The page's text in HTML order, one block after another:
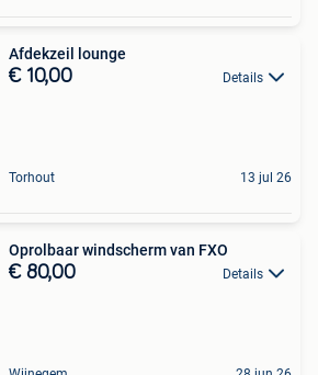
Afdekzeil lounge
€ 10,00 Details
Torhout 13 jul 26
Oprolbaar windscherm van FXO
€ 80,00 Details